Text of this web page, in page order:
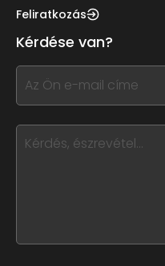
this,
this
form
field
blank
Feliratkozás
Kérdése van?
If
you
this,